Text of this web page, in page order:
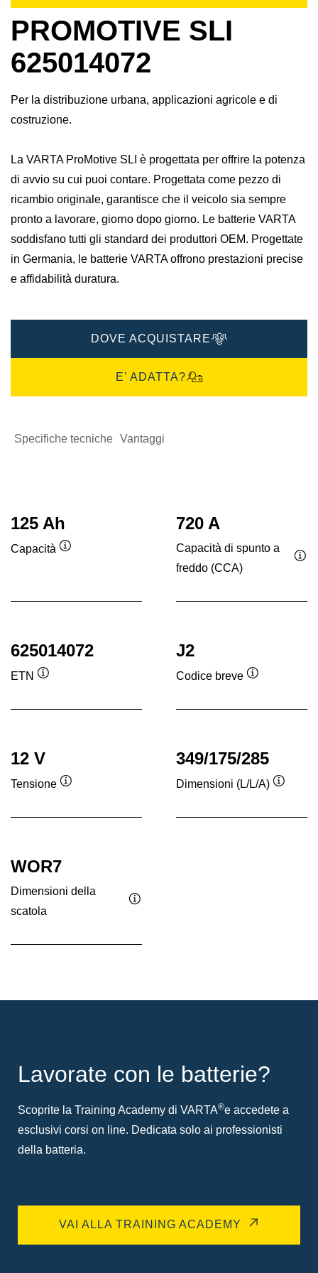
PROMOTIVE SLI
625014072
Per la distribuzione urbana, applicazioni agricole e di
costruzione.
La VARTA ProMotive SLI è progettata per offrire la potenza
di avvio su cui puoi contare. Progettata come pezzo di
ricambio originale, garantisce che il veicolo sia sempre
pronto a lavorare, giorno dopo giorno. Le batterie VARTA
soddisfano tutti gli standard dei produttori OEM. Progettate
in Germania, le batterie VARTA offrono prestazioni precise
e affidabilità duratura.
DOVE ACQUISTARE
E' ADATTA?
Specifiche tecniche Vantaggi
125 Ah
Capacità
720 A
Capacità di spunto a
freddo (CCA)
625014072
ETN
J2
Codice breve
12 V
Tensione
349/175/285
Dimensioni (L/L/A)
WOR7
Dimensioni della
scatola
Lavorate con le batterie?
Scoprite la Training Academy di VARTA®e accedete a
esclusivi corsi on line. Dedicata solo ai professionisti
della batteria.
VAI ALLA TRAINING ACADEMY